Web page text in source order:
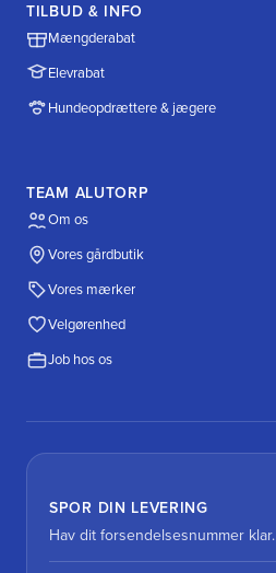
TILBUD & INFO
Mængderabat
Elevrabat
Hundeopdrættere & jægere
TEAM ALUTORP
Om os
Vores gårdbutik
Vores mærker
Velgørenhed
Job hos os
SPOR DIN LEVERING
Hav dit forsendelsesnummer klar.